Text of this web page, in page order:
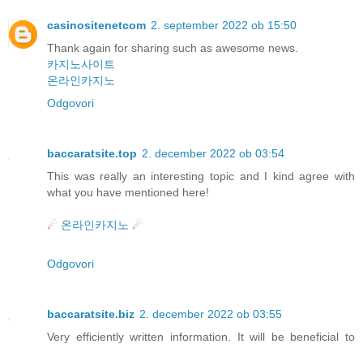
casinositenetcom 2. september 2022 ob 15:50
Thank again for sharing such as awesome news.
카지노사이트
온라인카지노
Odgovori
baccaratsite.top 2. december 2022 ob 03:54
This was really an interesting topic and I kind agree with
what you have mentioned here!
☄ 온라인카지노 ☄
Odgovori
baccaratsite.biz 2. december 2022 ob 03:55
Very efficiently written information. It will be beneficial to